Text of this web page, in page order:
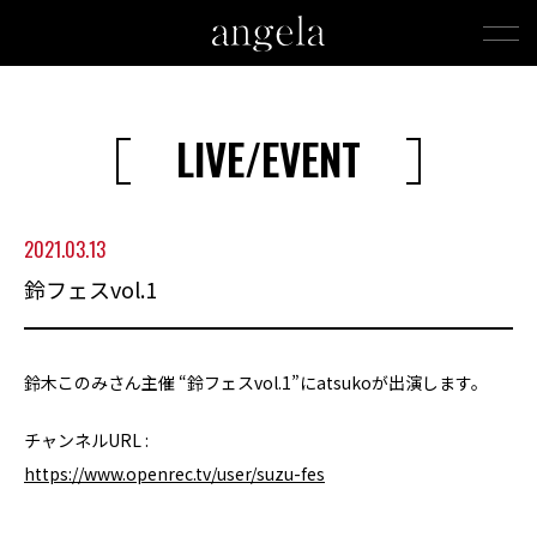
LIVE/EVENT
2021.03.13
鈴フェスvol.1
鈴木このみさん主催 “鈴フェスvol.1”にatsukoが出演します。
チャンネルURL :
https://www.openrec.tv/user/suzu-fes